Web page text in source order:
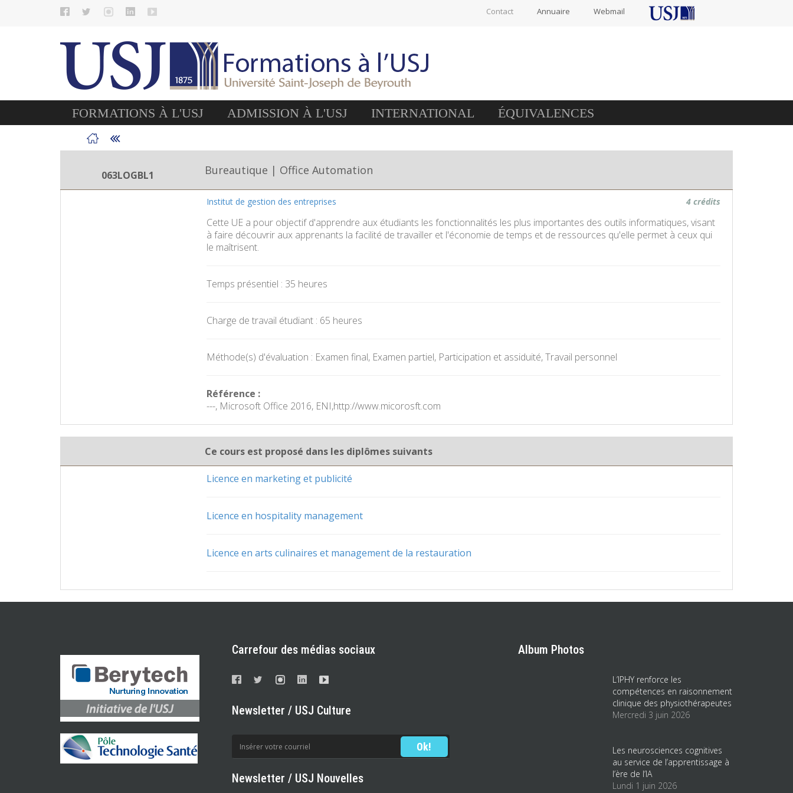
Contact Annuaire Webmail
FORMATIONS À L'USJ ADMISSION À L'USJ INTERNATIONAL ÉQUIVALENCES
063LOGBL1 Bureautique | Office Automation
Institut de gestion des entreprises 4 crédits
Cette UE a pour objectif d'apprendre aux étudiants les fonctionnalités les plus importantes des outils informatiques, visant
à faire découvrir aux apprenants la facilité de travailler et l'économie de temps et de ressources qu'elle permet à ceux qui
le maîtrisent.
Temps présentiel : 35 heures
Charge de travail étudiant : 65 heures
Méthode(s) d'évaluation : Examen final, Examen partiel, Participation et assiduité, Travail personnel
Référence :
---, Microsoft Office 2016, ENI,http://www.micorosft.com
Ce cours est proposé dans les diplômes suivants
Licence en marketing et publicité
Licence en hospitality management
Licence en arts culinaires et management de la restauration
Carrefour des médias sociaux
Newsletter / USJ Culture
Newsletter / USJ Nouvelles
Album Photos
L’IPHY renforce les
compétences en raisonnement
clinique des physiothérapeutes
Mercredi 3 juin 2026
Les neurosciences cognitives
au service de l’apprentissage à
l’ère de l’IA
Lundi 1 juin 2026